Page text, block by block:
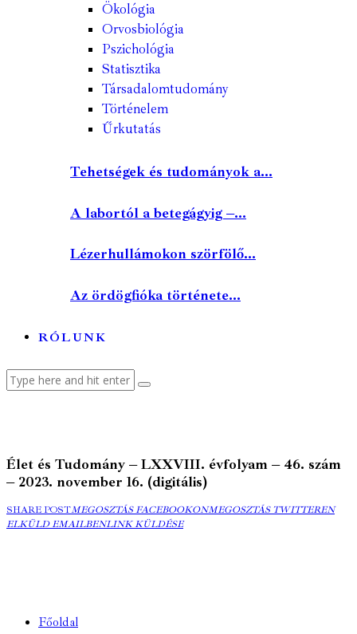
Ökológia
Orvosbiológia
Pszichológia
Statisztika
Társadalomtudomány
Történelem
Űrkutatás
Tehetségek és tudományok a...
A labortól a betegágyig –...
Lézerhullámokon szörfölő...
Az ördögfióka története...
RÓLUNK
Élet és Tudomány – LXXVIII. évfolyam – 46. szám
– 2023. november 16. (digitális)
SHARE POSTMEGOSZTÁS
FACEBOOKON
MEGOSZTÁS FACEBOOKONMEGOSZTÁS
MEGOSZTÁS TWITTEREN
ELKÜLD EMAILBENCOPY
LINK KÜLDÉSE
Főoldal